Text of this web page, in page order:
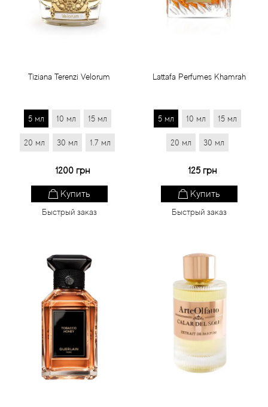
Tiziana Terenzi Velorum
5 мл 10 мл 15 мл
20 мл 30 мл 1.7 мл
1200 грн
Купить
Быстрый заказ
Lattafa Perfumes Khamrah
5 мл 10 мл 15 мл
20 мл 30 мл
125 грн
Купить
Быстрый заказ